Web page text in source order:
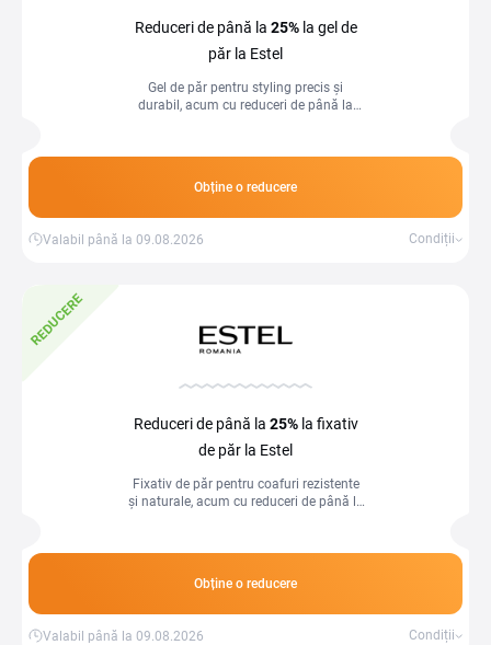
Reduceri de până la 25%la gel de
păr la Estel
Gel de păr pentru styling precis și
durabil, acum cu reduceri de până la
Obține o reducere
Valabil până la 09.08.2026 Condiții
REDUCERE
Reduceri de până la 25%la fixativ
de păr la Estel
Fixativ de păr pentru coafuri rezistente
și naturale, acum cu reduceri de până la
Obține o reducere
Valabil până la 09.08.2026 Condiții